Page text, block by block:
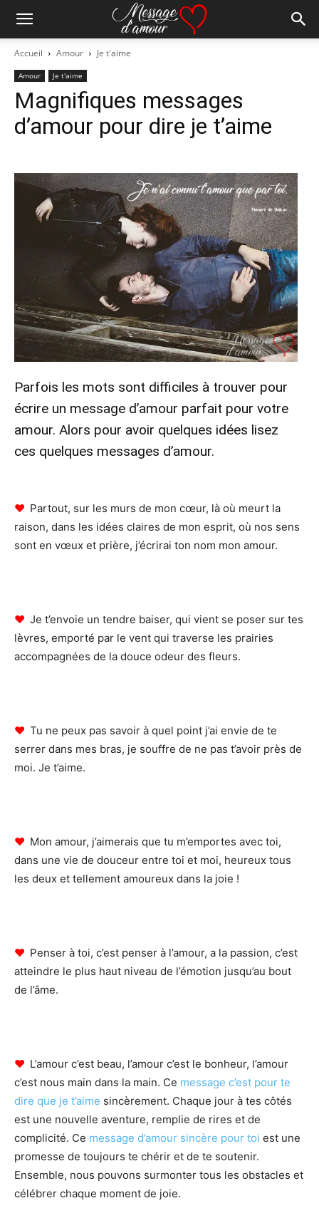
Accueil Amour Je t'aime
Amour Je t'aime
Magnifiques messages
d’amour pour dire je t’aime
Parfois les mots sont difficiles à trouver pour
écrire un message d’amour parfait pour votre
amour. Alors pour avoir quelques idées lisez
ces quelques messages d’amour.
♥ Partout, sur les murs de mon cœur, là où meurt la
raison, dans les idées claires de mon esprit, où nos sens
sont en vœux et prière, j’écrirai ton nom mon amour.
♥ Je t’envoie un tendre baiser, qui vient se poser sur tes
lèvres, emporté par le vent qui traverse les prairies
accompagnées de la douce odeur des fleurs.
♥ Tu ne peux pas savoir à quel point j’ai envie de te
serrer dans mes bras, je souffre de ne pas t’avoir près de
moi. Je t’aime.
♥ Mon amour, j’aimerais que tu m’emportes avec toi,
dans une vie de douceur entre toi et moi, heureux tous
les deux et tellement amoureux dans la joie !
♥ Penser à toi, c’est penser à l’amour, a la passion, c’est
atteindre le plus haut niveau de l’émotion jusqu’au bout
de l’âme.
♥ L’amour c’est beau, l’amour c’est le bonheur, l’amour
c’est nous main dans la main. Ce message c’est pour te
dire que je t’aime sincèrement. Chaque jour à tes côtés
est une nouvelle aventure, remplie de rires et de
complicité. Ce message d’amour sincère pour toi est une
promesse de toujours te chérir et de te soutenir.
Ensemble, nous pouvons surmonter tous les obstacles et
célébrer chaque moment de joie.